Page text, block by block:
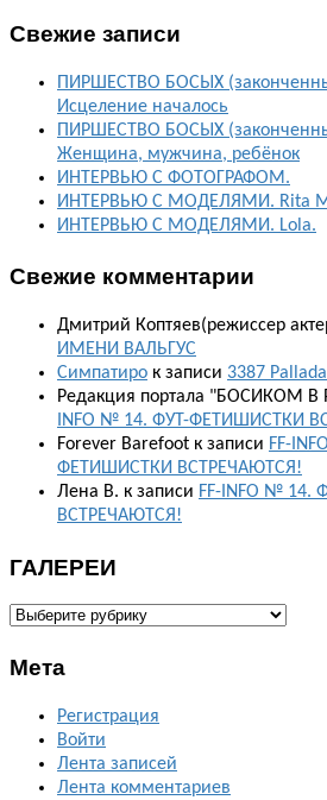
Свежие записи
ПИРШЕСТВО БОСЫХ
Исцеление началось
ПИРШЕСТВО БОСЫХ
Женщина, мужчина, ребёнок
ИНТЕРВЬЮ С ФОТОГРАФОМ.
ИНТЕРВЬЮ С МОДЕЛЯМИ. Rita
ИНТЕРВЬЮ С МОДЕЛЯМИ. Lola.
Свежие комментарии
Дмитрий Коптяев(режиссер
ИМЕНИ ВАЛЬГУС
Симпатиро к записи 3387
Редакция портала "БОСИКОМ
INFO № 14. ФУТ-ФЕТИШИСТКИ
Forever Barefoot к записи FF-
ФЕТИШИСТКИ ВСТРЕЧАЮТСЯ!
Лена В. к записи FF-INFO № 14.
ВСТРЕЧАЮТСЯ!
ГАЛЕРЕИ
ГАЛЕРЕИ
Мета
Регистрация
Войти
Лента записей
Лента комментариев